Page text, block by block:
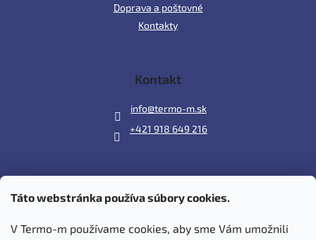
Táto webstránka používa súbory cookies.
V Termo-m používame cookies, aby sme Vám umožnili
Doprava a poštovné
Kontakty
Kontakt
info@termo-m.sk
+421 918 649 216
Prijímame online platby